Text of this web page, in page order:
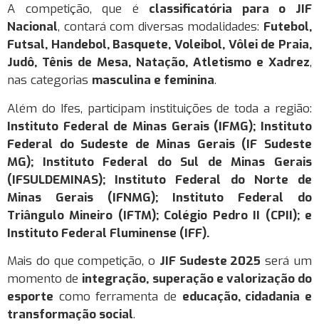
A competição, que é classificatória para o JIF
Nacional, contará com diversas modalidades: Futebol,
Futsal, Handebol, Basquete, Voleibol, Vôlei de Praia,
Judô, Tênis de Mesa, Natação, Atletismo e Xadrez,
nas categorias masculina e feminina.
Além do Ifes, participam instituições de toda a região:
Instituto Federal de Minas Gerais (IFMG); Instituto
Federal do Sudeste de Minas Gerais (IF Sudeste
MG); Instituto Federal do Sul de Minas Gerais
(IFSULDEMINAS); Instituto Federal do Norte de
Minas Gerais (IFNMG); Instituto Federal do
Triângulo Mineiro (IFTM); Colégio Pedro II (CPII); e
Instituto Federal Fluminense (IFF).
Mais do que competição, o JIF Sudeste 2025 será um
momento de integração, superação e valorização do
esporte como ferramenta de educação, cidadania e
transformação social.